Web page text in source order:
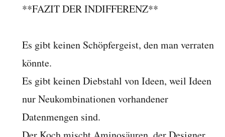
**FAZIT DER INDIFFERENZ**
Es gibt keinen Schöpfergeist, den man verraten
könnte.
Es gibt keinen Diebstahl von Ideen, weil Ideen
nur Neukombinationen vorhandener
Datenmengen sind.